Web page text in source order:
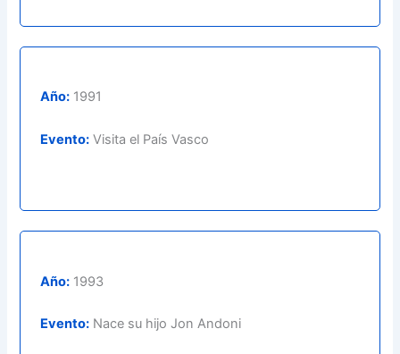
Año: 1991
Evento: Visita el País Vasco
Año: 1993
Evento: Nace su hijo Jon Andoni